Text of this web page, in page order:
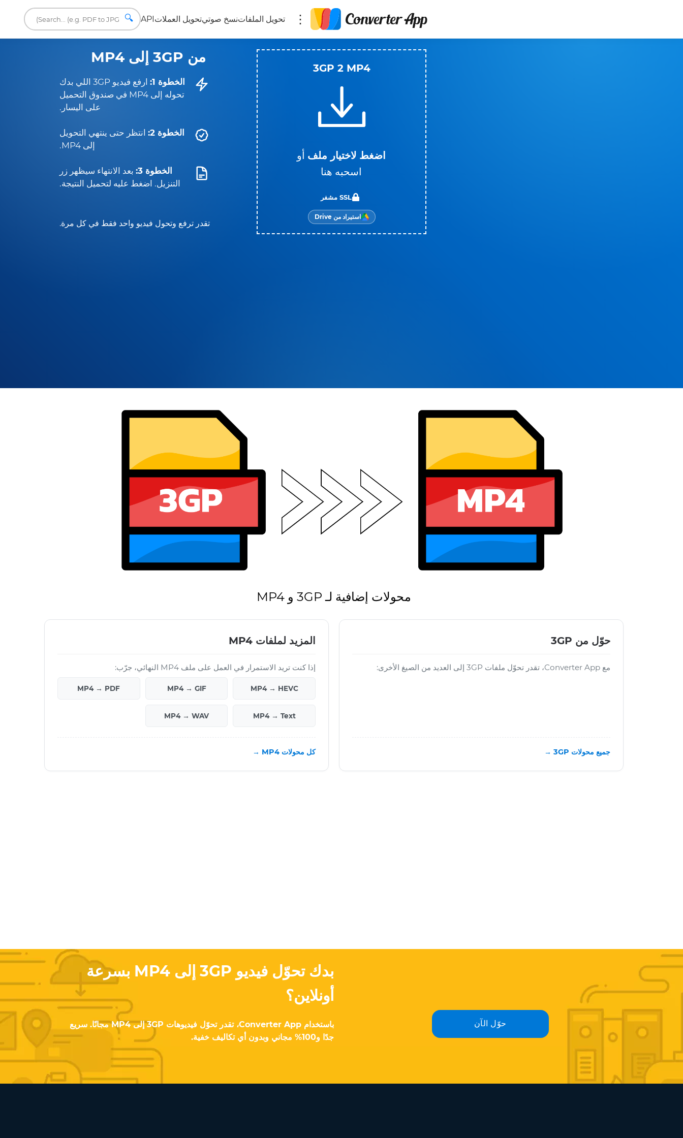
تحويل الملفاتنسخ صوتيتحويل العملاتAPI
🔍
من 3GP إلى MP4
الخطوة 1:
ارفع فيديو 3GP اللي بدك
تحوله إلى MP4 في صندوق التحميل
على اليسار.
الخطوة 2:
انتظر حتى ينتهي التحويل
إلى MP4.
الخطوة 3:
بعد الانتهاء سيظهر زر
التنزيل. اضغط عليه لتحميل النتيجة.
تقدر ترفع وتحول فيديو واحد فقط في كل مرة.
3GP 2 MP4
اضغط لاختيار ملف أو
اسحبه هنا
SSL مشفر
استيراد من Drive
محولات إضافية لـ 3GP و MP4
حوّل من 3GP
مع Converter App، تقدر تحوّل ملفات 3GP إلى العديد من الصيغ الأخرى:
جميع محولات 3GP →
المزيد لملفات MP4
إذا كنت تريد الاستمرار في العمل على ملف MP4 النهائي، جرّب:
MP4 → HEVC
MP4 → GIF
MP4 → PDF
MP4 → Text
MP4 → WAV
كل محولات MP4 →
بدك تحوّل فيديو 3GP إلى MP4 بسرعة
أونلاين؟
باستخدام Converter App، تقدر تحوّل فيديوهات 3GP إلى MP4 مجانًا. سريع
جدًا و100% مجاني وبدون أي تكاليف خفية.
حوّل الآن